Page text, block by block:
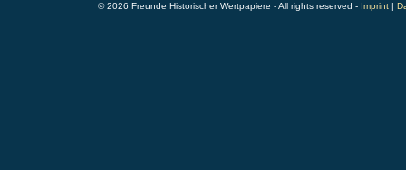
© 2026 Freunde Historischer Wertpapiere - All rights reserved - Imprint |